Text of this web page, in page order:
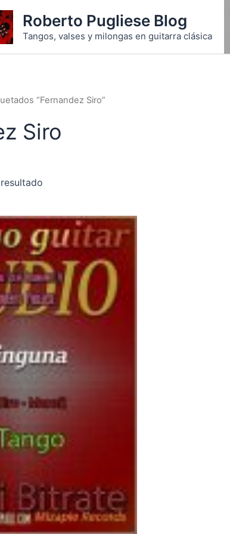
Roberto Pugliese Blog
Tangos, valses y milongas en guitarra clásica
“Fernandez Siro”
Siro